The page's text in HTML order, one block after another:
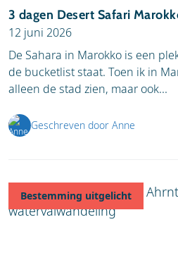
3 dagen Desert Safari
12 juni 2026
De Sahara in Marokko is een
de bucketlist staat. Toen ik in
alleen de stad zien, maar ook...
Geschreven door Anne
Bestemming uitgelicht